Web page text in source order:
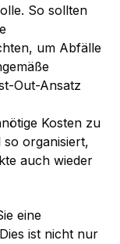
So sollten
um Abfälle
Out-Ansatz
Kosten zu
so organisiert,
auch wieder
eine
ist nicht nur